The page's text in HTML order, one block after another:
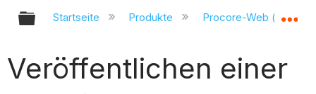
Globale Hierarchie auf- und
Startseite Produkte Procore-Web
Veröffentlichen einer